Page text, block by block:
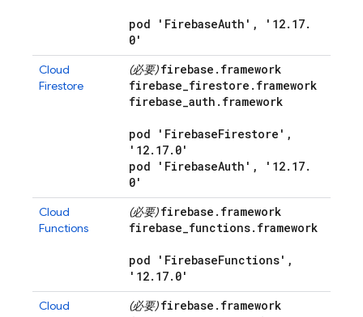
pod 'FirebaseAuth' , '12. 17.
0'
Cloud
Firestore
(必要) firebase . framework
firebase_firestore . framework
firebase_auth . framework
pod 'FirebaseFirestore' ,
'12. 17. 0'
pod 'FirebaseAuth' , '12. 17.
0'
Cloud
Functions
(必要) firebase . framework
firebase_functions. framework
pod 'FirebaseFunctions' ,
'12. 17. 0'
Cloud
(必要) firebase . framework